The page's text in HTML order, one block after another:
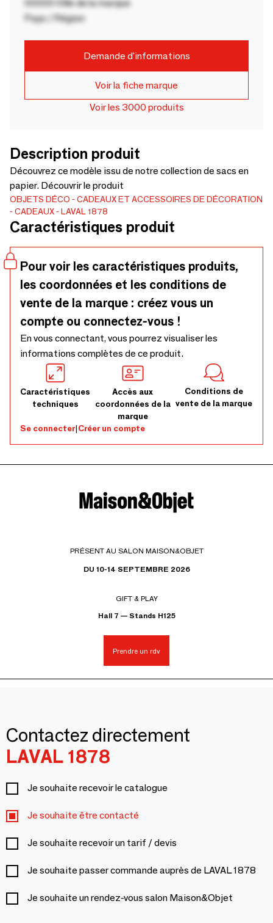
00000 Ville de la marque
Pays / Région
Demande d'informations
Voir la fiche marque
Voir les 3000 produits
Description produit
Découvrez ce modèle issu de notre collection de sacs en
papier. Découvrir le produit
OBJETS DÉCO
CADEAUX ET ACCESSOIRES DE DÉCORATION
CADEAUX
LAVAL 1878
Caractéristiques produit
Pour voir les caractéristiques produits,
les coordonnées et les conditions de
vente de la marque : créez vous un
compte ou connectez-vous !
En vous connectant, vous pourrez visualiser les
informations complètes de ce produit.
Caractéristiques
techniques
Accès aux
coordonnées de la
marque
Conditions de
vente de la marque
Se connecter|Créer un compte
PRÉSENT AU SALON MAISON&OBJET
DU 10-14 SEPTEMBRE 2026
GIFT & PLAY
Hall 7 — Stands H125
Prendre un rdv
Contactez directement
LAVAL 1878
Je souhaite recevoir le catalogue
Je souhaite être contacté
Je souhaite recevoir un tarif / devis
Je souhaite passer commande auprès de LAVAL 1878
Je souhaite un rendez-vous salon Maison&Objet